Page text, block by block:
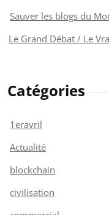
Sauver les blogs du
Le Grand Débat / Le
Catégories
1eravril
Actualité
blockchain
civilisation